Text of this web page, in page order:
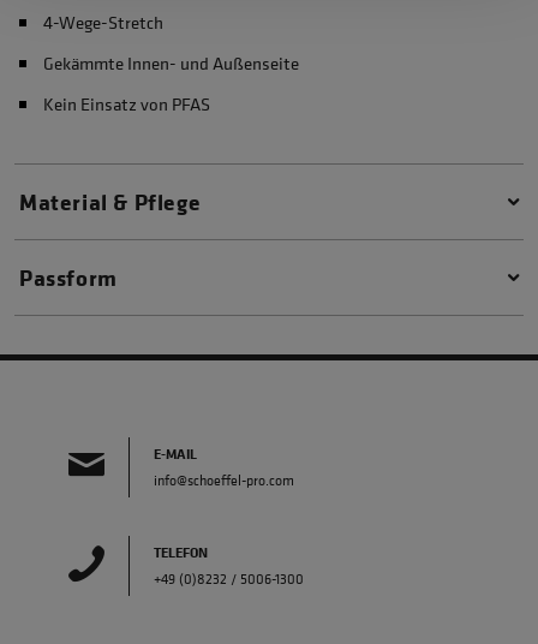
4-Wege-Stretch
Gekämmte Innen- und Außenseite
Kein Einsatz von PFAS
Material & Pflege
Passform
E-MAIL
info@schoeffel-pro.com
TELEFON
+49 (0)8232 / 5006-1300